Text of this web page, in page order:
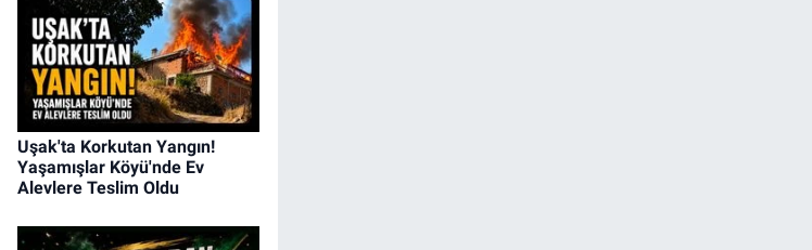
Uşak'ta Korkutan Yangın!
Yaşamışlar Köyü'nde Ev
Alevlere Teslim Oldu